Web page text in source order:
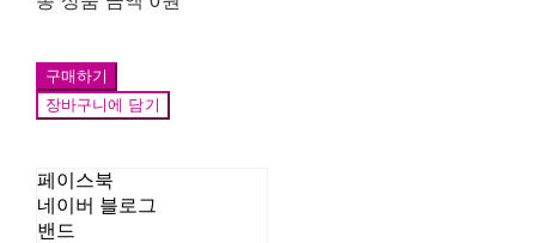
구매하기
장바구니에 담기
페이스북
네이버 블로그
밴드